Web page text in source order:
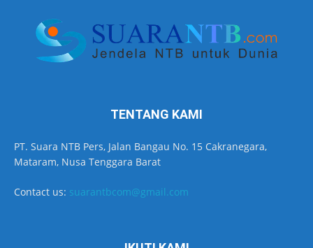
TENTANG KAMI
PT. Suara NTB Pers, Jalan Bangau No. 15 Cakranegara,
Mataram, Nusa Tenggara Barat
Contact us: suarantbcom@gmail.com